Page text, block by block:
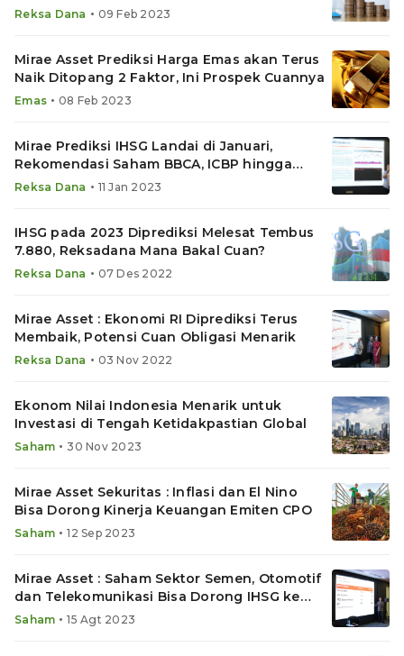
Cepat
Reksa Dana • 09 Feb 2023
Mirae Asset Prediksi Harga Emas akan Terus
Naik Ditopang 2 Faktor, Ini Prospek Cuannya
Emas • 08 Feb 2023
Mirae Prediksi IHSG Landai di Januari,
Rekomendasi Saham BBCA, ICBP hingga
BBRI, Aset Reksadana Ini
Reksa Dana • 11 Jan 2023
IHSG pada 2023 Diprediksi Melesat Tembus
7.880, Reksadana Mana Bakal Cuan?
Reksa Dana • 07 Des 2022
Mirae Asset : Ekonomi RI Diprediksi Terus
Membaik, Potensi Cuan Obligasi Menarik
Reksa Dana • 03 Nov 2022
Ekonom Nilai Indonesia Menarik untuk
Investasi di Tengah Ketidakpastian Global
Saham • 30 Nov 2023
Mirae Asset Sekuritas : Inflasi dan El Nino
Bisa Dorong Kinerja Keuangan Emiten CPO
Saham • 12 Sep 2023
Mirae Asset : Saham Sektor Semen, Otomotif
dan Telekomunikasi Bisa Dorong IHSG ke
7.600
Saham • 15 Agt 2023